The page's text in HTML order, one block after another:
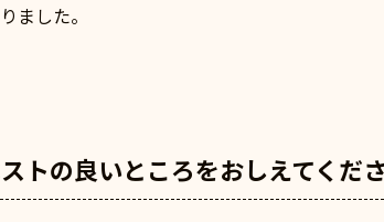
ました。
トの良いところをおしえてくだ